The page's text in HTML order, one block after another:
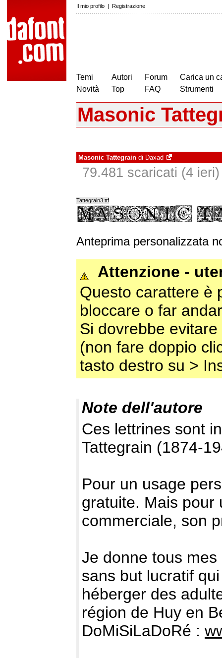
Il mio profilo | Registrazione
Temi
Novità
Autori
Top
Forum
FAQ
Carica un
Strumenti
Masonic
Masonic Tattegrain di Daxad
79.481 scaricati (4 ieri)
Tattegrain3.ttf
Anteprima personalizzata
Attenzione -
Questo carattere è
bloccare o far
Si dovrebbe
(non fare doppio
tasto destro su >
Note dell'autore
Ces lettrines sont
Tattegrain (1874-
Pour un usage
gratuite. Mais pour
commerciale, son
Je donne tous
sans but lucratif
héberger des
région de Huy en
DoMiSiLaDoRé :